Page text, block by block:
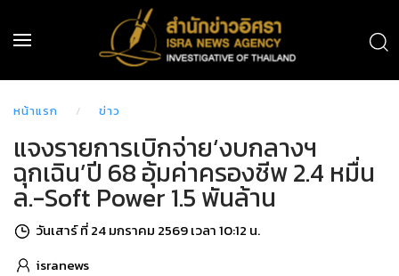
หน้าแรก ข่าว
แจงรายการเบิกจ่าย‘งบกลางฯ
ฉุกเฉิน’ปี 68 อุ้มค่าครองชีพ 2.4 หมื่น
ล.-Soft Power 1.5 พันล้าน
วันเสาร์ ที่ 24 มกราคม 2569 เวลา 10:12 น.
isranews